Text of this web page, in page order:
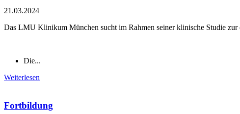
21.03.2024
Das LMU Klinikum München sucht im Rahmen seiner klinische Studie
Die...
Weiterlesen
Fortbildung